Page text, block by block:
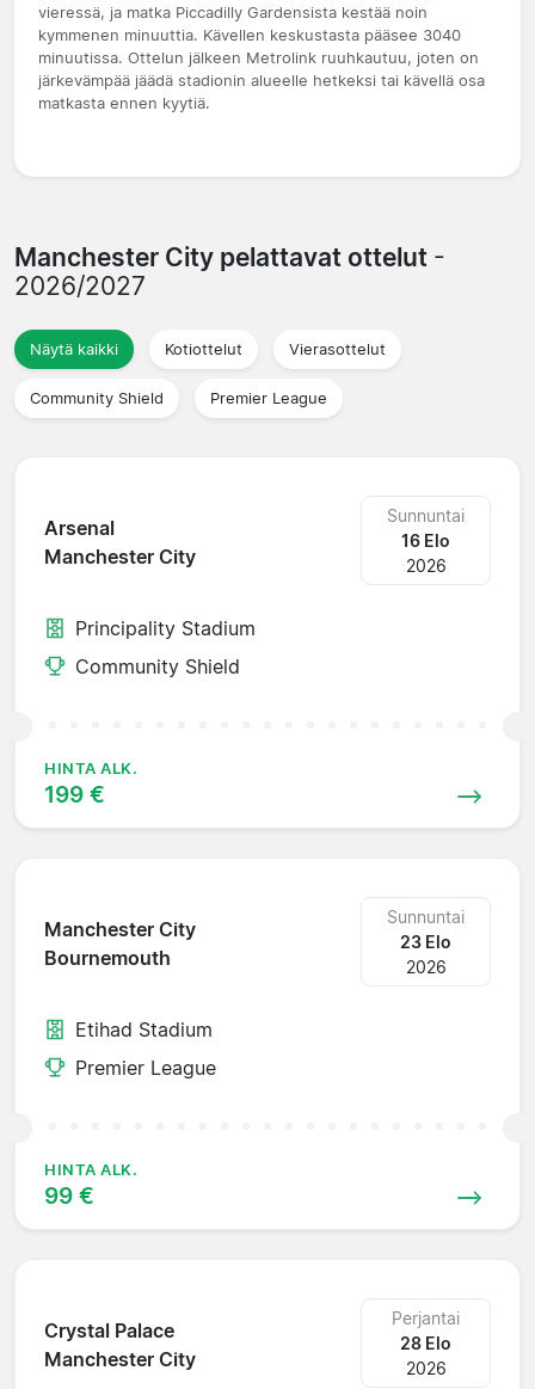
vieressä, ja matka Piccadilly Gardensista kestää noin
kymmenen minuuttia. Kävellen keskustasta pääsee 3040
minuutissa. Ottelun jälkeen Metrolink ruuhkautuu, joten on
järkevämpää jäädä stadionin alueelle hetkeksi tai kävellä osa
matkasta ennen kyytiä.
Manchester City pelattavat ottelut -
2026/2027
Näytä kaikki Kotiottelut Vierasottelut
Community Shield Premier League
Arsenal
Manchester City
Sunnuntai
16 Elo
2026
Principality Stadium
Community Shield
HINTA ALK.
199 €
Manchester City
Bournemouth
Sunnuntai
23 Elo
2026
Etihad Stadium
Premier League
HINTA ALK.
99 €
Crystal Palace
Manchester City
Perjantai
28 Elo
2026